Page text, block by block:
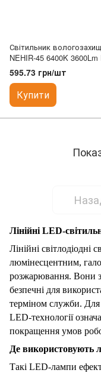
Світильник
NEHIR-45 6400K 3600Lm
1562 мм HOROZ
595.73 грн/шт
Купити
Лінійні LED-
Лінійні світлодіодні
люмінесцентним,
розжарювання. Вони
безпечні для
терміном служби. Для
LED-технології
покращення умов
Де використовують
Такі LED-лампи